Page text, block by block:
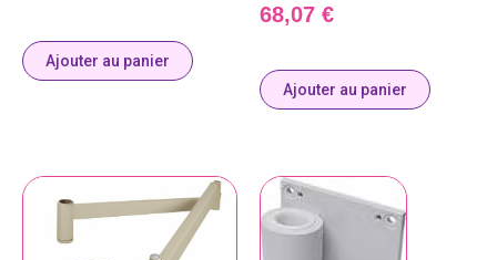
Ajouter au panier
68,07 €
Ajouter au panier